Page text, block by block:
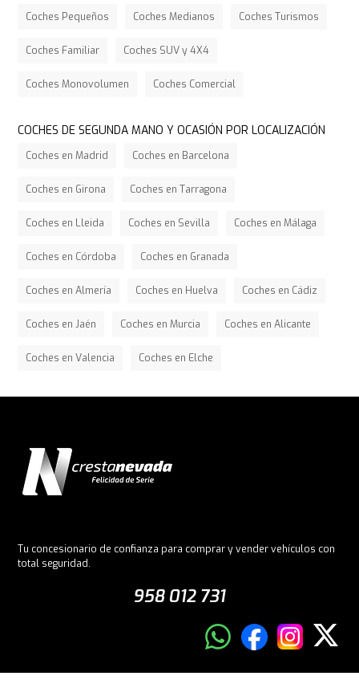
Coches Pequeños Coches Medianos Coches Turismos
Coches Familiar Coches SUV y 4X4
Coches Monovolumen Coches Comercial
COCHES DE SEGUNDA MANO Y OCASIÓN POR LOCALIZACIÓN
Coches en Madrid Coches en Barcelona
Coches en Girona Coches en Tarragona
Coches en Lleida Coches en Sevilla Coches en Málaga
Coches en Córdoba Coches en Granada
Coches en Almería Coches en Huelva Coches en Cádiz
Coches en Jaén Coches en Murcia Coches en Alicante
Coches en Valencia Coches en Elche
Tu concesionario de confianza para comprar y vender vehículos con
total seguridad.
958 012 731